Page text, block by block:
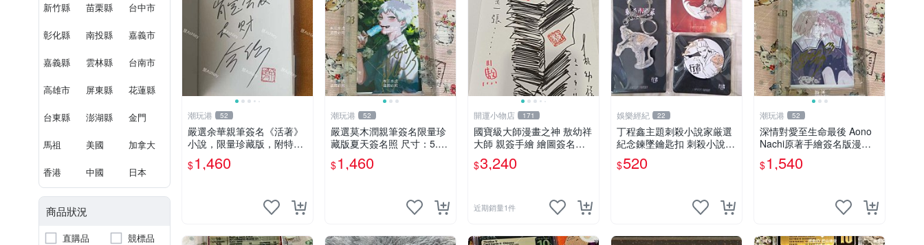
新竹縣 苗栗縣 台中市
彰化縣 南投縣 嘉義市
嘉義縣 雲林縣 台南市
高雄市 屏東縣 花蓮縣
台東縣 澎湖縣 金門
馬祖 美國 加拿大
香港 中國 日本
商品狀況
直購品
競標品
潮玩港 52
嚴選余華親筆簽名《活著》
小說，限量珍藏版，附特有
印章。 活著 小說 簽名書
$1,460
潮玩港 52
嚴選莫木潤親筆簽名限量珍
藏版夏天簽名照 尺寸：5.5×
8.4公分 附原裝相框 推薦收
藏家必備 《光死去的夏天》
$1,460
開運小物店 171
國寶級大師漫畫之神 敖幼祥
大師 親簽手繪 繪圖簽名書
機會難得敖大師一輩子繪圖
創作多年有一句老師最金典
$3,240
近期銷量1件
娛樂經紀 22
丁程鑫主題刺殺小說家厳選
紀念鍊墜鑰匙扣 刺殺小說家
丁程鑫 鍊墜
$520
潮玩港 52
深情對愛至生命最後 Aono
Nachi原著手繪簽名版漫畫
親筆簽名限定收藏 命終不渝
之戀情 漫畫珍藏品
$1,540